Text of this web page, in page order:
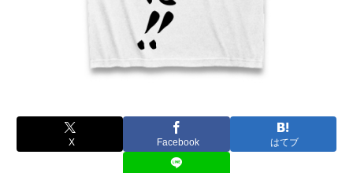
X Facebook はてブ